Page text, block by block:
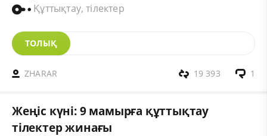
Құттықтау, тілектер
ТОЛЫҚ
ZHARAR 1
19 393
Жеңіс күні: 9 мамырға құттықтау
тілектер жинағы